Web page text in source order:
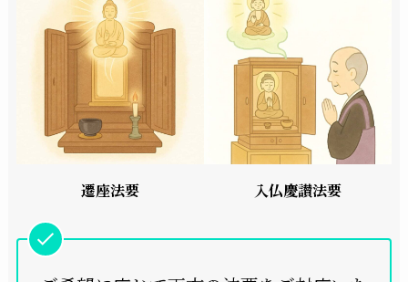
遷座法要 入仏慶讃法要